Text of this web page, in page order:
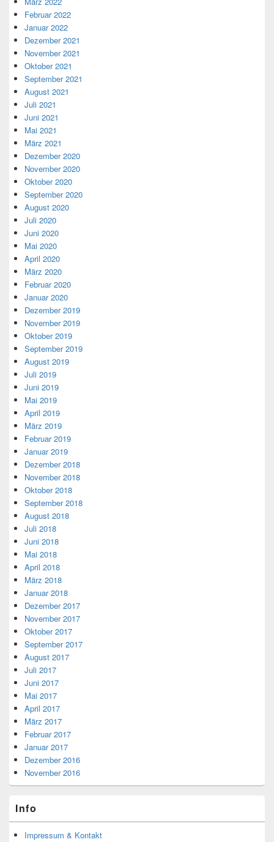
Februar 2022
Januar 2022
Dezember 2021
November 2021
Oktober 2021
September 2021
August 2021
Juli 2021
Juni 2021
Mai 2021
März 2021
Dezember 2020
November 2020
Oktober 2020
September 2020
August 2020
Juli 2020
Juni 2020
Mai 2020
April 2020
März 2020
Februar 2020
Januar 2020
Dezember 2019
November 2019
Oktober 2019
September 2019
August 2019
Juli 2019
Juni 2019
Mai 2019
April 2019
März 2019
Februar 2019
Januar 2019
Dezember 2018
November 2018
Oktober 2018
September 2018
August 2018
Juli 2018
Juni 2018
Mai 2018
April 2018
März 2018
Januar 2018
Dezember 2017
November 2017
Oktober 2017
September 2017
August 2017
Juli 2017
Juni 2017
Mai 2017
April 2017
März 2017
Februar 2017
Januar 2017
Dezember 2016
November 2016
Info
Impressum & Kontakt